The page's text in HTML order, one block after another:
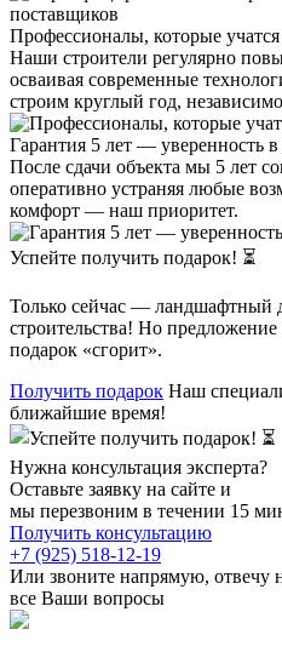
Профессионалы, которые
Наши строители регулярно
осваивая современные
строим круглый год,
Гарантия 5 лет — уверенность
После сдачи объекта мы 5 лет
оперативно устраняя любые
комфорт — наш приоритет.
Успейте получить подарок! ⏳
Только сейчас — ландшафтный
строительства! Но
подарок «сгорит».
Получить подарок Наш
ближайшие время!
Нужна консультация эксперта?
Оставьте заявку на сайте и
мы перезвоним в течении 15
Получить консультацию
+7 (925) 518-12-19
Или звоните напрямую, отвечу
все Ваши вопросы